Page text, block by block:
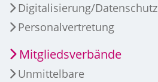
Digitalisierung/Datenschutz
Personalvertretung
Mitgliedsverbände
Unmittelbare